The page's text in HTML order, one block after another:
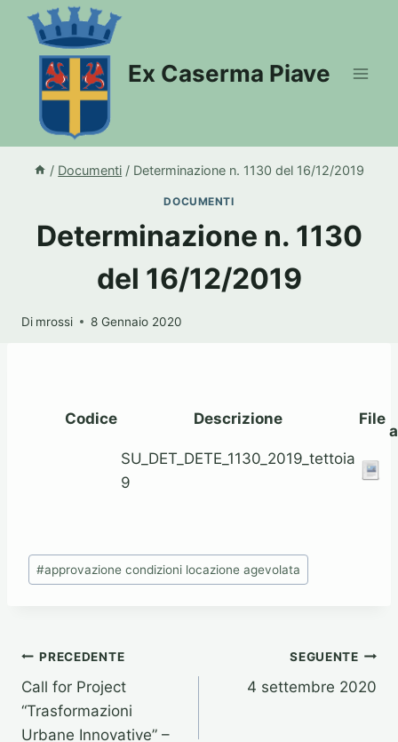
Salta
contenuto
Ex Caserma Piave
/ Documenti / Determinazione n. 1130 del 16/12/2019
DOCUMENTI
Determinazione n. 1130
del 16/12/2019
Di mrossi 8 Gennaio 2020
Codice Descrizione File
SU_DET_DETE_1130_2019_tettoia
9
Tag
articolo:
#approvazione condizioni locazione agevolata
Navigazione
articoli
PRECEDENTE
Call for Project
“Trasformazioni
Urbane Innovative” –
SEGUENTE
4 settembre 2020